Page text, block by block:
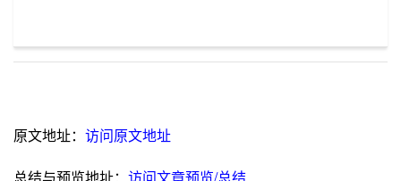
原文地址： 访问原文地址